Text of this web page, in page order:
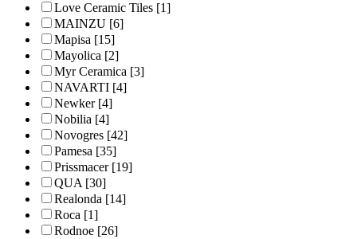
Love Ceramic Tiles [1]
MAINZU [6]
Mapisa [15]
Mayolica [2]
Myr Ceramica [3]
NAVARTI [4]
Newker[4]
Nobilia [4]
Novogres [42]
Pamesa [35]
Prissmacer[19]
QUA[30]
Realonda [14]
Roca [1]
Rodnoe [26]